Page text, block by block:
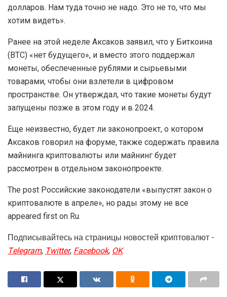
долларов. Нам туда точно не надо. Это не то, что мы
хотим видеть».
Ранее на этой неделе Аксаков заявил, что у Биткоина
(BTC) «нет будущего», и вместо этого поддержал
монеты, обеспеченные рублями и сырьевыми
товарами, чтобы они взлетели в цифровом
пространстве. Он утверждал, что такие монеты будут
запущены позже в этом году и в 2024.
Еще неизвестно, будет ли законопроект, о котором
Аксаков говорил на форуме, также содержать правила
майнинга криптовалюты или майнинг будет
рассмотрен в отдельном законопроекте.
The post Российские законодатели «выпустят закон о
криптовалюте в апреле», но рады этому не все
appeared first on Ru.
Подписывайтесь на страницы новостей криптовалют -
Telegram,Twitter,Facebook,OK